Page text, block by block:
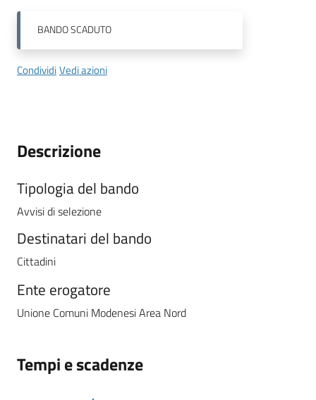
BANDOSCADUTO
CondividiVedi azioni
Descrizione
Tipologia del bando
Avvisi di selezione
Destinatari del bando
Cittadini
Ente erogatore
Unione Comuni Modenesi Area Nord
Tempi e scadenze